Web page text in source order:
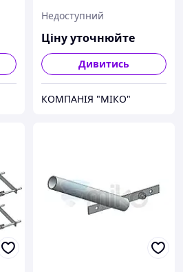
освітлення КВ1.01
Недоступний
Ціну уточнюйте
Дивитись
КОМПАНІЯ "МІКО"